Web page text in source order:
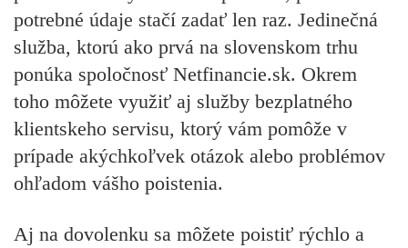
potrebné údaje stačí zadať len raz. Jedinečná
služba, ktorú ako prvá na slovenskom trhu
ponúka spoločnosť Netfinancie.sk. Okrem
toho môžete využiť aj služby bezplatného
klientskeho servisu, ktorý vám pomôže v
prípade akýchkoľvek otázok alebo problémov
ohľadom vášho poistenia.
Aj na dovolenku sa môžete poistiť rýchlo a